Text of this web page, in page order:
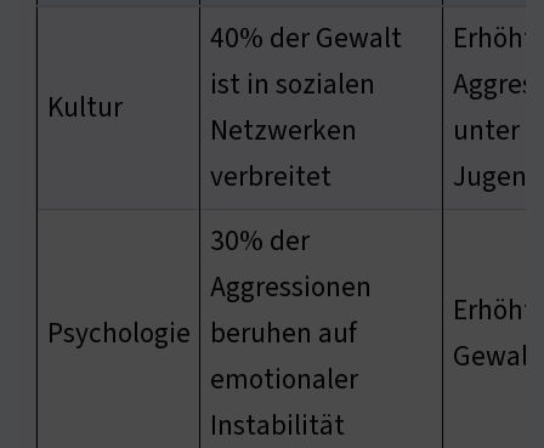
Kultur
40% der Gewalt
ist in sozialen
Netzwerken
verbreitet
unter
Psychologie
30% der
Aggressionen
beruhen auf
emotionaler
Instabilität